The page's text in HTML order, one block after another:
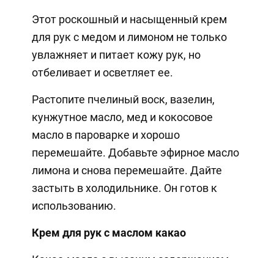
Этот роскошный и насыщенный крем
для рук с медом и лимоном не только
увлажняет и питает кожу рук, но
отбеливает и осветляет ее.
Растопите пчелиный воск, вазелин,
кунжутное масло, мед и кокосовое
масло в пароварке и хорошо
перемешайте. Добавьте эфирное масло
лимона и снова перемешайте. Дайте
застыть в холодильнике. Он готов к
использованию.
Крем для рук с маслом какао